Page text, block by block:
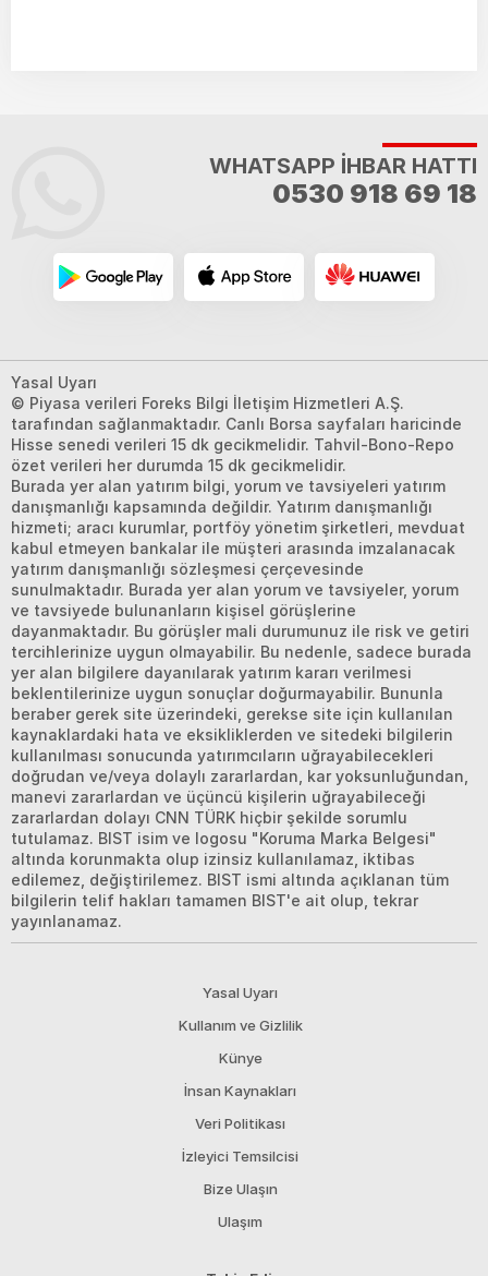
WHATSAPP İHBAR HATTI
0530 918 69 18
Yasal Uyarı
© Piyasa verileri Foreks Bilgi İletişim Hizmetleri A.Ş.
tarafından sağlanmaktadır. Canlı Borsa sayfaları haricinde
Hisse senedi verileri 15 dk gecikmelidir. Tahvil-Bono-Repo
özet verileri her durumda 15 dk gecikmelidir.
Burada yer alan yatırım bilgi, yorum ve tavsiyeleri yatırım
danışmanlığı kapsamında değildir. Yatırım danışmanlığı
hizmeti; aracı kurumlar, portföy yönetim şirketleri, mevduat
kabul etmeyen bankalar ile müşteri arasında imzalanacak
yatırım danışmanlığı sözleşmesi çerçevesinde
sunulmaktadır. Burada yer alan yorum ve tavsiyeler, yorum
ve tavsiyede bulunanların kişisel görüşlerine
dayanmaktadır. Bu görüşler mali durumunuz ile risk ve getiri
tercihlerinize uygun olmayabilir. Bu nedenle, sadece burada
yer alan bilgilere dayanılarak yatırım kararı verilmesi
beklentilerinize uygun sonuçlar doğurmayabilir. Bununla
beraber gerek site üzerindeki, gerekse site için kullanılan
kaynaklardaki hata ve eksikliklerden ve sitedeki bilgilerin
kullanılması sonucunda yatırımcıların uğrayabilecekleri
doğrudan ve/veya dolaylı zararlardan, kar yoksunluğundan,
manevi zararlardan ve üçüncü kişilerin uğrayabileceği
zararlardan dolayı CNN TÜRK hiçbir şekilde sorumlu
tutulamaz. BIST isim ve logosu "Koruma Marka Belgesi"
altında korunmakta olup izinsiz kullanılamaz, iktibas
edilemez, değiştirilemez. BIST ismi altında açıklanan tüm
bilgilerin telif hakları tamamen BIST'e ait olup, tekrar
yayınlanamaz.
Yasal Uyarı
Kullanım ve Gizlilik
Künye
İnsan Kaynakları
Veri Politikası
İzleyici Temsilcisi
Bize Ulaşın
Ulaşım